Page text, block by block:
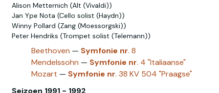
Alison Metternich (Alt (Vivaldi))
Jan Ype Nota (Cello solist (Haydn))
Winny Pollard (Zang (Moessorgski))
Peter Hendriks (Trompet solist (Telemann))
Beethoven — Symfonie nr. 8
Mendelssohn — Symfonie nr. 4 "Italiaanse"
Mozart — Symfonie nr. 38 KV 504 "Praagse"
Seizoen 1991 - 1992